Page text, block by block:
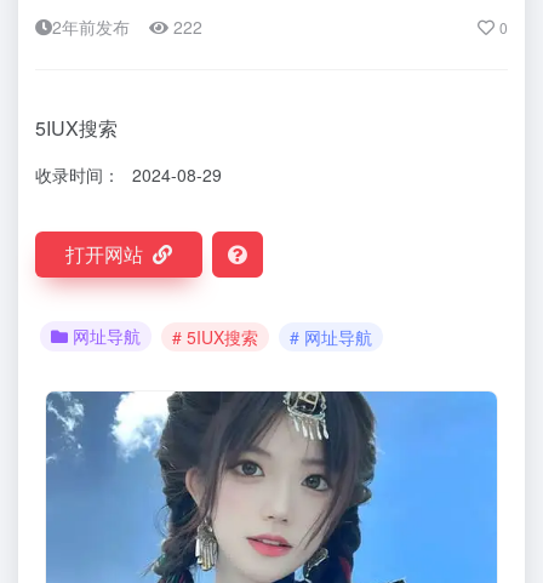
2年前发布 222 0
5IUX搜索
收录时间： 2024-08-29
打开网站
网址导航 # 5IUX搜索 # 网址导航